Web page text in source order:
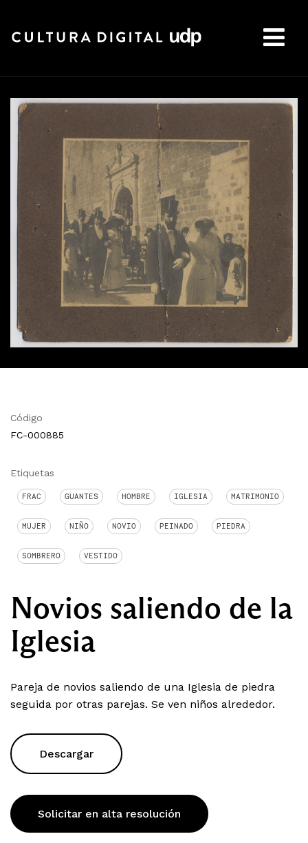
Código
FC-000885
Etiquetas
FRAC GUANTES HOMBRE IGLESIA MATRIMONIO
MUJER NIÑO NOVIO PEINADO PIEDRA
SOMBRERO VESTIDO
Novios saliendo de la
Iglesia
Pareja de novios saliendo de una Iglesia de piedra
seguida por otras parejas. Se ven niños alrededor.
Descargar
Solicitar en alta resolución